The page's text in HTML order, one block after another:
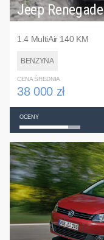
Jeep Renegade
1.4 MultiAir 140 KM
BENZYNA
CENA ŚREDNIA
38 000 zł
OCENY